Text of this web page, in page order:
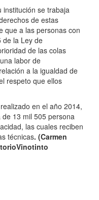
se trabaja
de estas
que a las personas con
de la Ley de
de las colas
labor de
a la igualdad de
respeto que ellos
en el año 2014,
13 mil 505 persona
las cuales reciben
técnicas. (Carmen